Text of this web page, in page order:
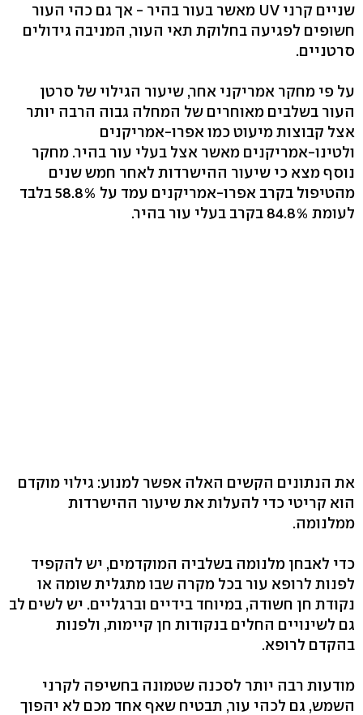
שניים קרני UV מאשר בעור בהיר - אך גם כהי העור
חשופים לפגיעה בחלוקת תאי העור, המניבה גידולים
סרטניים.
על פי מחקר אמריקני אחר, שיעור הגילוי של סרטן
העור בשלבים מאוחרים של המחלה גבוה הרבה יותר
אצל קבוצות מיעוט כמו אפרו-אמריקנים
ולטינו-אמריקנים מאשר אצל בעלי עור בהיר. מחקר
נוסף מצא כי שיעור ההישרדות לאחר חמש שנים
מהטיפול בקרב אפרו-אמריקנים עמד על 58.8% בלבד
לעומת 84.8% בקרב בעלי עור בהיר.
את הנתונים הקשים האלה אפשר למנוע: גילוי מוקדם
הוא קריטי כדי להעלות את שיעור ההישרדות
ממלנומה.
כדי לאבחן מלנומה בשלביה המוקדמים, יש להקפיד
לפנות לרופא עור בכל מקרה שבו מתגלית שומה או
נקודת חן חשודה, במיוחד בידיים וברגליים. יש לשים לב
גם לשינויים החלים בנקודות חן קיימות, ולפנות
בהקדם לרופא.
מודעות רבה יותר לסכנה שטמונה בחשיפה לקרני
השמש, גם לכהי עור, תבטיח שאף אחד מכם לא יהפוך